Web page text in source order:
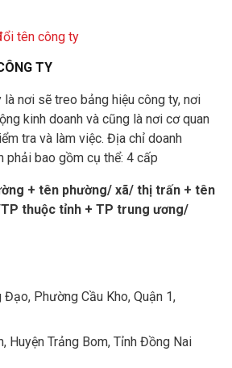
tên công ty
TY
nơi sẽ treo bảng hiệu công ty, nơi
kinh doanh và cũng là nơi cơ quan
tra và làm việc. Địa chỉ doanh
phải bao gồm cụ thể: 4 cấp
+ tên phường/ xã/ thị trấn + tên
thuộc tỉnh + TP trung ương/
Phường Cầu Kho, Quận 1,
Huyện Trảng Bom, Tỉnh Đồng Nai